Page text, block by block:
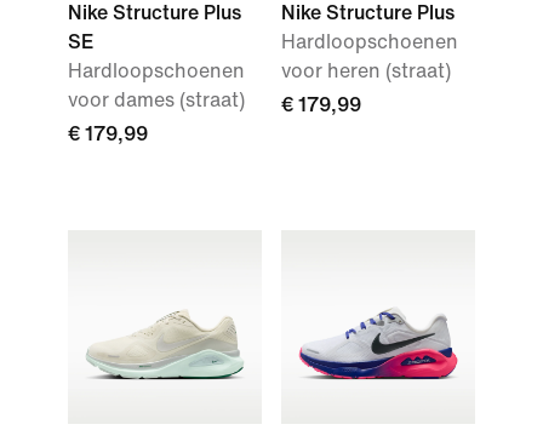
Nike Structure Plus
SE
Hardloopschoenen
voor dames (straat)
€ 179,99
Nike Structure Plus
Hardloopschoenen
voor heren (straat)
€ 179,99